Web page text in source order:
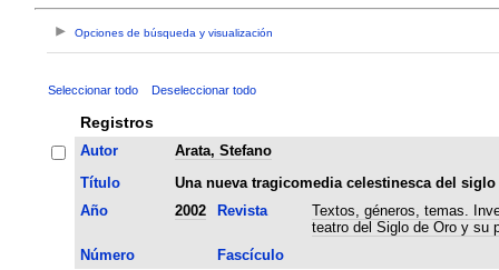
Opciones de búsqueda y visualización
Seleccionar todo Deseleccionar todo
Registros
Autor
Arata, Stefano
Título
Una nueva tragicomedia celestinesca del siglo
Año
2002 Revista
Textos, géneros, temas.
teatro del Siglo de Oro y su
Número
Fascículo